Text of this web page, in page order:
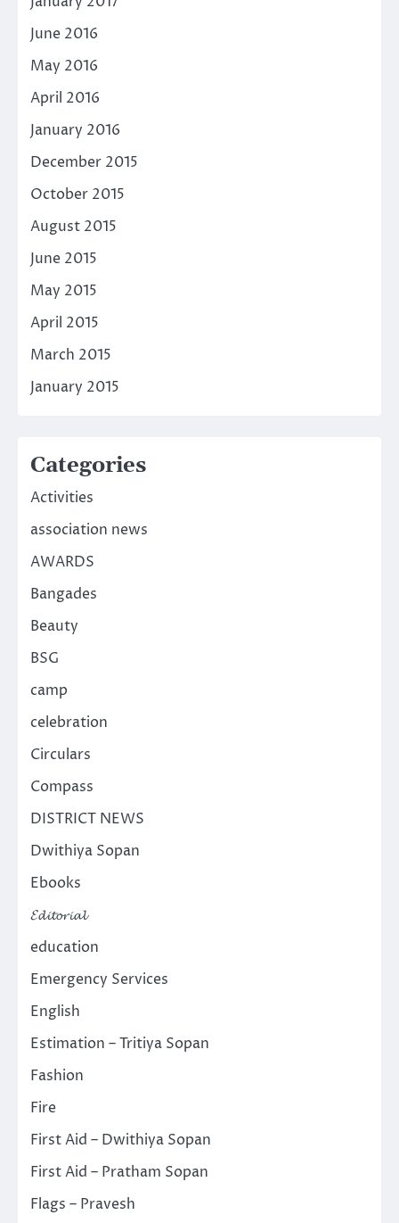
June 2016
May 2016
April 2016
January 2016
December 2015
October 2015
August 2015
June 2015
May 2015
April 2015
March 2015
January 2015
Categories
Activities
association news
AWARDS
Bangades
Beauty
BSG
camp
celebration
Circulars
Compass
DISTRICT NEWS
Dwithiya Sopan
Ebooks
𝓔𝓭𝓲𝓽𝓸𝓻𝓲𝓪𝓵
education
Emergency Services
English
Estimation – Tritiya Sopan
Fashion
Fire
First Aid – Dwithiya Sopan
First Aid – Pratham Sopan
Flags – Pravesh